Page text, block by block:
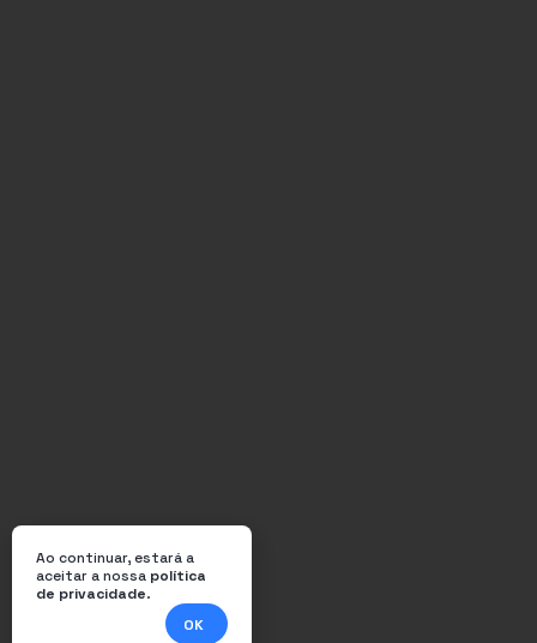
Ao continuar, estará a
aceitar a nossa política
de privacidade.
OK